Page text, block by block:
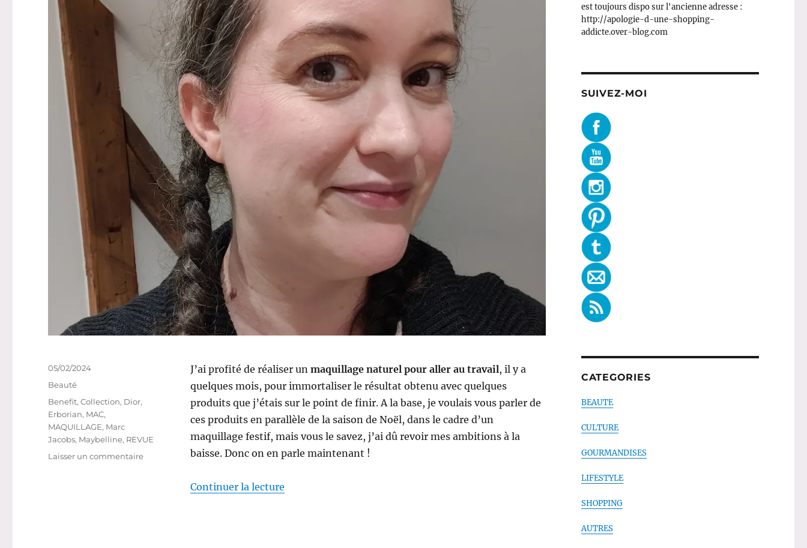
J’ai profité de réaliser un maquillage naturel pour aller au travail, il y a
quelques mois, pour immortaliser le résultat obtenu avec quelques
produits que j’étais sur le point de finir. A la base, je voulais vous parler de
ces produits en parallèle de la saison de Noël, dans le cadre d’un
maquillage festif, mais vous le savez, j’ai dû revoir mes ambitions à la
baisse. Donc on en parle maintenant !
Continuer la lecturede « Maquillage #221 : Un maquillage naturel pour aller au travail »
Publié
05/02/2024
Catégories
Beauté
Étiquettes
Benefit,Collection, Dior,
Erborian, MAC,
MAQUILLAGE, Marc
Jacobs, Maybelline, REVUE
Laisser un commentairesur
est toujours dispo sur l'ancienne adresse :
http://apologie-d-une-shopping-
addicte.over-blog.com
SUIVEZ-MOI
CATEGORIES
BEAUTE
CULTURE
GOURMANDISES
LIFESTYLE
SHOPPING
AUTRES